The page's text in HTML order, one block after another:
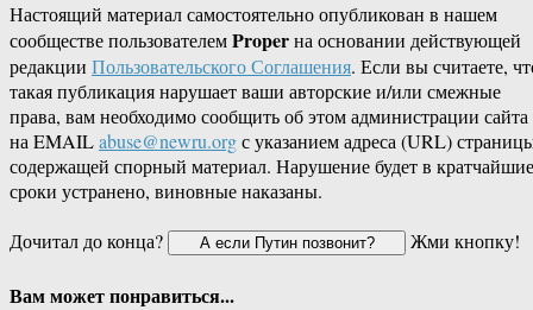
Настоящий материал самостоятельно опубликован в нашем
сообществе пользователемProperна основании действующей
редакции Пользовательского Соглашения. Если вы считаете,
такая публикация нарушает ваши авторские и/или смежные
права, вам необходимо сообщить об этом администрации сайта
на EMAILabuse@newru.orgс указанием адреса (URL)
содержащей спорный материал. Нарушение будет в кратчайшие
сроки устранено, виновные наказаны.
Дочитал до конца?
Жми кнопку!
Вам может понравиться...